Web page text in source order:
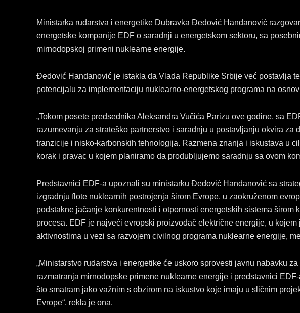
Ministarka rudarstva i energetike Dubravka Đedović Handanović
energetske kompanije EDF o saradnji u energetskom sektoru, sa
mirnodopskoj primeni nuklearne energije.
Đedović Handanović je istakla da Vlada Republike Srbije već postavlja
potencijalu za implementaciju nuklearno-energetskog programa na
„Tokom posete predsednika Aleksandra Vučića Parizu ove godine, sa
razumevanju za strateško partnerstvo i saradnju u postavljanju okvira za
tranzicije i nisko-karbonskih tehnologija. Razmena znanja i iskustava u
korak i pravac u kojem planiramo da produbljujemo saradnju sa ovom
Predstavnici EDF-a upoznali su ministarku Đedović Handanović sa
izgradnju flote nuklearnih postrojenja širom Evrope, u zaokruženom
podstakne jačanje konkurentnosti i otpornosti energetskih sistema širom
procesa. EDF je najveći evropski proizvođač električne energije, u
aktivnostima u vezi sa razvojem civilnog programa nuklearne energije,
„Ministarstvo rudarstva i energetike će uskoro sprovesti javnu nabavku
razmatranja mirnodopske primene nuklearne energije i predstavnici
što smatram jako važnim s obzirom na iskustvo koje imaju u sličnim
Evrope“, rekla je ona.